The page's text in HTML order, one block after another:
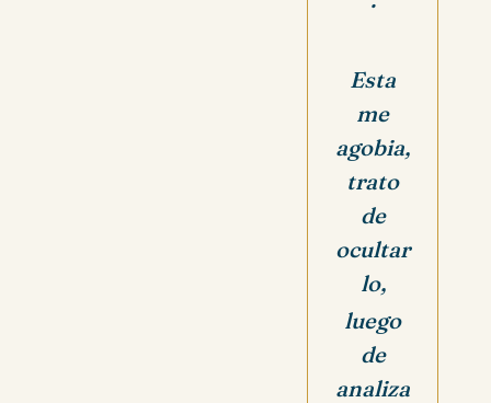
Esta
me
agobia,
trato
de
ocultar
lo,
luego
de
analiza